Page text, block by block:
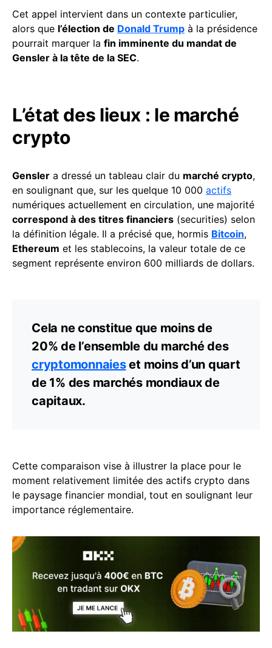
Cet appel intervient dans un contexte particulier,
alors que l’élection de Donald Trump à la présidence
pourrait marquer la fin imminente du mandat de
Gensler à la tête de la SEC.
L’état des lieux : le marché
crypto
Gensler a dressé un tableau clair du marché crypto,
en soulignant que, sur les quelque 10 000 actifs
numériques actuellement en circulation, une majorité
correspond à des titres financiers (securities) selon
la définition légale. Il a précisé que, hormis Bitcoin,
Ethereum et les stablecoins, la valeur totale de ce
segment représente environ 600 milliards de dollars.
Cela ne constitue que moins de
20% de l’ensemble du marché des
cryptomonnaieset moins d’un quart
de 1% des marchés mondiaux de
capitaux.
Cette comparaison vise à illustrer la place pour le
moment relativement limitée des actifs crypto dans
le paysage financier mondial, tout en soulignant leur
importance réglementaire.